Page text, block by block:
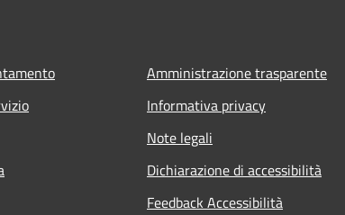
Amministrazione trasparente
Informativa privacy
Note legali
Dichiarazione di accessibilità
Feedback Accessibilità